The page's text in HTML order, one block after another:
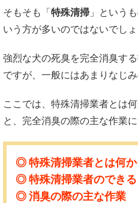
そもそも「 特殊清掃 」という
いう方が多いのではないでしょ
強烈な犬の死臭を完全消臭する
ですが、一般にはあまりなじ
ここでは、特殊清掃業者とは
と、完全消臭の際の主な作業
特殊清掃業者とは何か
特殊清掃業者のできる
消臭の際の主な作業